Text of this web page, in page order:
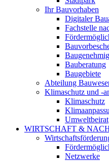
Ihr Bauvorhaben
Digitaler
Fachstelle
Bauberatung
Baugebiete
Abteilung
Klimaschutz und -
Klimaschutz
Umweltbeirat
WIRTSCHAFT &
Netzwerke